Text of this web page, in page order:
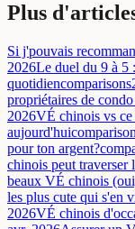
Plus
Si j'pouvais
2026Le duel du 9 à 5
quotidiencomparisons
propriétaires de
2026VÉ chinois vs ce
aujourd'hui
pour ton argent?
chinois peut traverser
beaux VÉ chinois
les plus cute qui s'en
2026VÉ chinois